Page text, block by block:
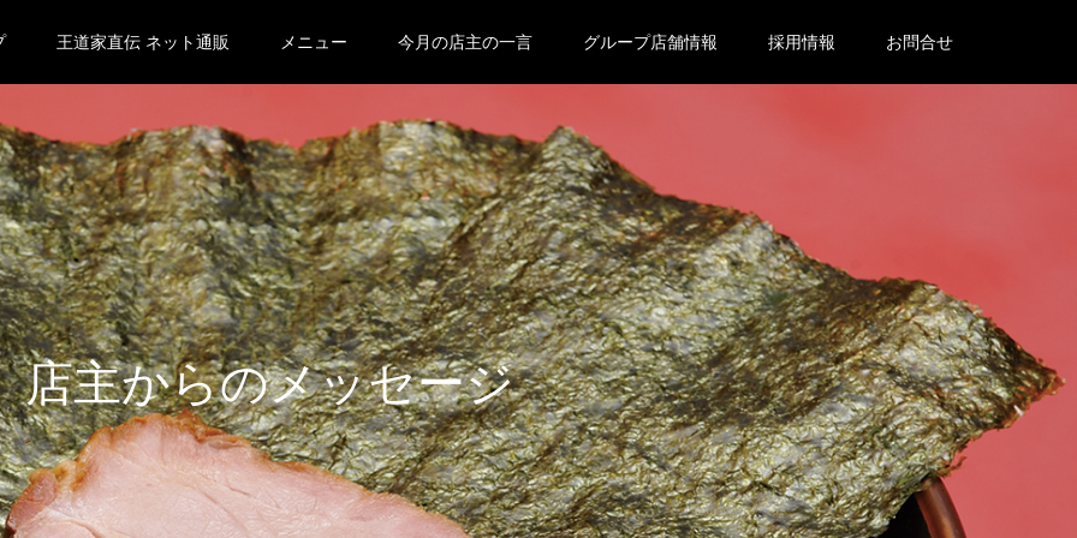
王道家直伝 ネット通販 メニュー 今月の店主の一言 グループ店舗情報 採用情報 お問合せ
店主からのメッセージ